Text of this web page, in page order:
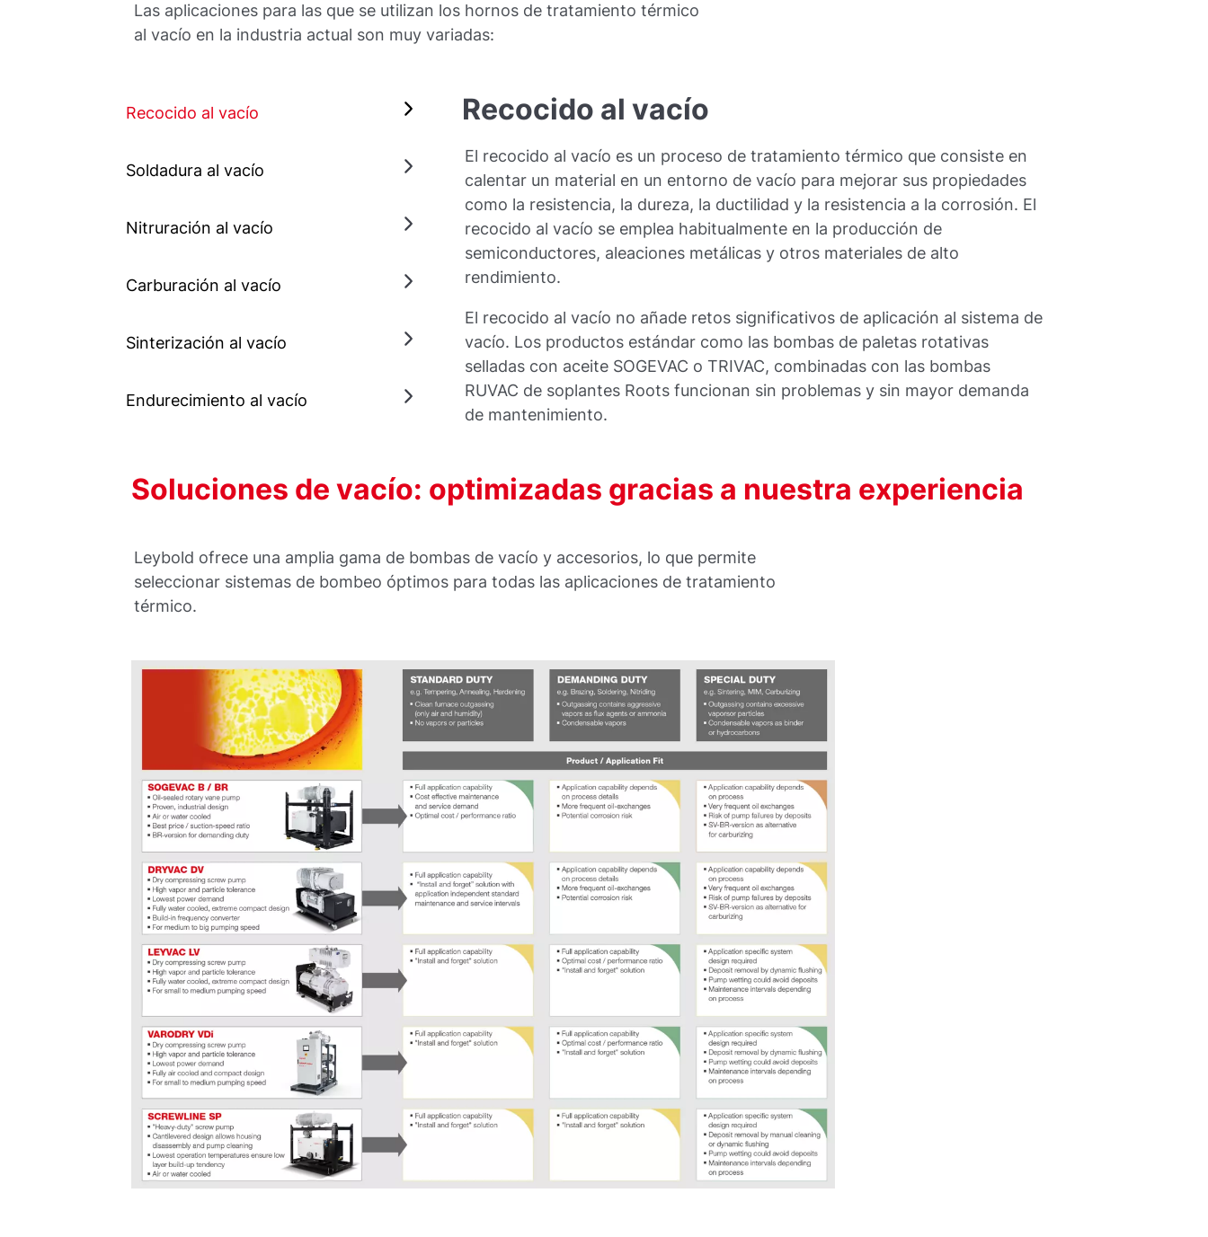
Las aplicaciones para las que se utilizan los hornos de tratamiento térmico
al vacío en la industria actual son muy variadas:
Recocido al vacío
Soldadura al vacío
Nitruración al vacío
Carburación al vacío
Sinterización al vacío
Endurecimiento al vacío
Recocido al vacío
El recocido al vacío es un proceso de tratamiento térmico que consiste en
calentar un material en un entorno de vacío para mejorar sus propiedades
como la resistencia, la dureza, la ductilidad y la resistencia a la corrosión. El
recocido al vacío se emplea habitualmente en la producción de
semiconductores, aleaciones metálicas y otros materiales de alto
rendimiento.
El recocido al vacío no añade retos significativos de aplicación al sistema de
vacío. Los productos estándar como las bombas de paletas rotativas
selladas con aceite SOGEVAC o TRIVAC, combinadas con las bombas
RUVAC de soplantes Roots funcionan sin problemas y sin mayor demanda
de mantenimiento.
Soluciones de vacío: optimizadas gracias a nuestra experiencia
Leybold ofrece una amplia gama de bombas de vacío y accesorios, lo que permite
seleccionar sistemas de bombeo óptimos para todas las aplicaciones de tratamiento
térmico.